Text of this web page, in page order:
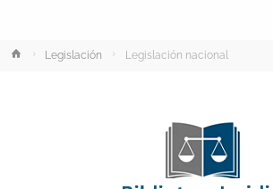
InicioLegislación Legislación nacional